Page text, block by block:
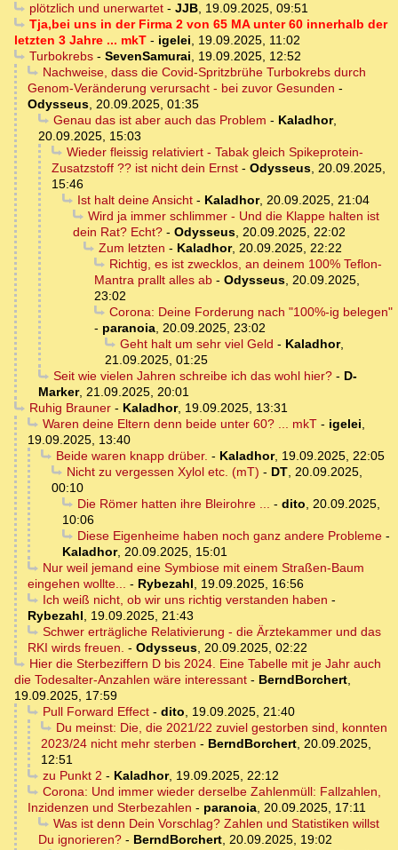
plötzlich und unerwartet- JJB, 19.09.2025, 09:51
Tja,bei uns in der Firma 2 von 65 MA unter 60 innerhalb der
letzten 3 Jahre ... mkT - igelei, 19.09.2025, 11:02
Turbokrebs- SevenSamurai, 19.09.2025, 12:52
Nachweise, dass die Covid-Spritzbrühe Turbokrebs durch
Genom-Veränderung verursacht - bei zuvor Gesunden -
Odysseus, 20.09.2025, 01:35
Genau das ist aber auch das Problem - Kaladhor,
20.09.2025, 15:03
Wieder fleissig relativiert - Tabak gleich Spikeprotein-
Zusatzstoff ?? ist nicht dein Ernst - Odysseus, 20.09.2025,
15:46
Ist halt deine Ansicht- Kaladhor, 20.09.2025, 21:04
Wird ja immer schlimmer - Und die Klappe halten ist
dein Rat? Echt? - Odysseus, 20.09.2025, 22:02
Zum letzten - Kaladhor, 20.09.2025, 22:22
Richtig, es ist zwecklos, an deinem 100% Teflon-
Mantra prallt alles ab - Odysseus, 20.09.2025,
23:02
Corona: Deine Forderung nach "100%-ig belegen"
- paranoia, 20.09.2025, 23:02
Geht halt um sehr viel Geld - Kaladhor,
21.09.2025, 01:25
Seit wie vielen Jahren schreibe ich das wohl hier?- D-
Marker, 21.09.2025, 20:01
Ruhig Brauner- Kaladhor, 19.09.2025, 13:31
Waren deine Eltern denn beide unter 60? ... mkT- igelei,
19.09.2025, 13:40
Beide waren knapp drüber. - Kaladhor, 19.09.2025, 22:05
Nicht zu vergessen Xylol etc. (mT) - DT, 20.09.2025,
00:10
Die Römer hatten ihre Bleirohre ... - dito, 20.09.2025,
10:06
Diese Eigenheime haben noch ganz andere Probleme-
Kaladhor, 20.09.2025, 15:01
Nur weil jemand eine Symbiose mit einem Straßen-Baum
eingehen wollte... - Rybezahl, 19.09.2025, 16:56
Ich weiß nicht, ob wir uns richtig verstanden haben -
Rybezahl, 19.09.2025, 21:43
Schwer erträgliche Relativierung - die Ärztekammer und das
RKI wirds freuen. - Odysseus, 20.09.2025, 02:22
Hier die Sterbeziffern D bis 2024. Eine Tabelle mit je Jahr auch
die Todesalter-Anzahlen wäre interessant - BerndBorchert,
19.09.2025, 17:59
Pull Forward Effect- dito, 19.09.2025, 21:40
Du meinst: Die, die 2021/22 zuviel gestorben sind, konnten
2023/24 nicht mehr sterben - BerndBorchert, 20.09.2025,
12:51
zu Punkt 2 - Kaladhor, 19.09.2025, 22:12
Corona: Und immer wieder derselbe Zahlenmüll: Fallzahlen,
Inzidenzen und Sterbezahlen - paranoia, 20.09.2025, 17:11
Was ist denn Dein Vorschlag? Zahlen und Statistiken willst
Du ignorieren? - BerndBorchert, 20.09.2025, 19:02